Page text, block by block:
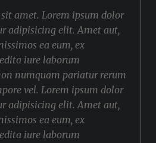
amet. Lorem ipsum dolor
adipisicing elit. Amet aut,
ea eum, ex
iure laborum
numquam pariatur rerum
vel. Lorem ipsum dolor
adipisicing elit. Amet aut,
ea eum, ex
iure laborum